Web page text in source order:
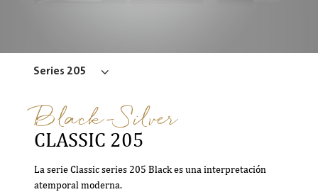
Black-Silver
CLASSIC 205
La serie Classic series 205 Black es una interpretación
atemporal moderna.
Series 205